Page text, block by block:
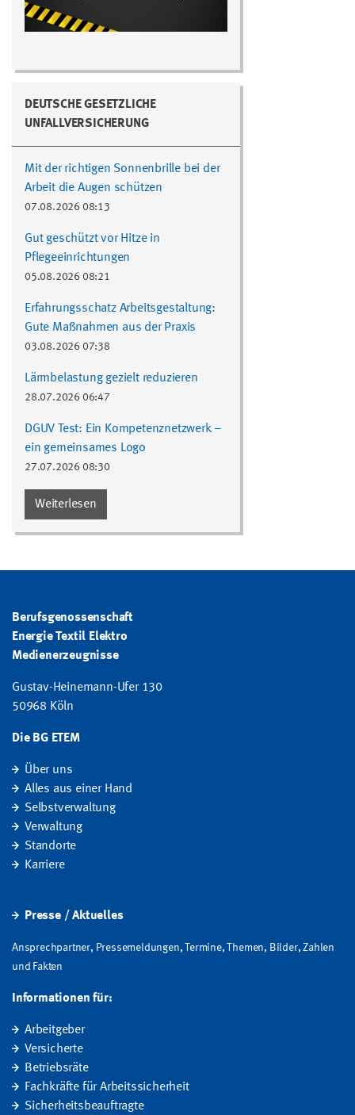
DEUTSCHE GESETZLICHE
UNFALLVERSICHERUNG
Mit der richtigen Sonnenbrille bei der
Arbeit die Augen schützen
07.08.2026 08:13
Gut geschützt vor Hitze in
Pflegeeinrichtungen
05.08.2026 08:21
Erfahrungsschatz Arbeitsgestaltung:
Gute Maßnahmen aus der Praxis
03.08.2026 07:38
Lärmbelastung gezielt reduzieren
28.07.2026 06:47
DGUV Test: Ein Kompetenznetzwerk –
ein gemeinsames Logo
27.07.2026 08:30
Weiterlesen
Berufsgenossenschaft
Energie Textil Elektro
Medienerzeugnisse
Gustav-Heinemann-Ufer 130
50968 Köln
Die BG ETEM
Über uns
Alles aus einer Hand
Selbstverwaltung
Verwaltung
Standorte
Karriere
Presse / Aktuelles
Ansprechpartner, Pressemeldungen, Termine, Themen, Bilder, Zahlen
und Fakten
Informationen für:
Arbeitgeber
Versicherte
Betriebsräte
Fachkräfte für Arbeitssicherheit
Sicherheitsbeauftragte